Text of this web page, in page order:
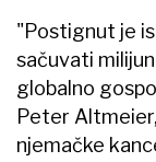
"Postignut je
sačuvati
globalno
Peter
njemačke